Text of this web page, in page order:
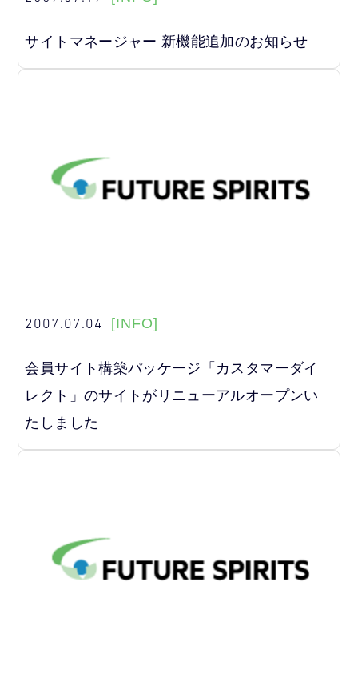
サイトマネージャー 新機能追加のお知らせ
2007.07.04 [INFO]
会員サイト構築パッケージ「カスタマーダイ
レクト」のサイトがリニューアルオープンい
たしました